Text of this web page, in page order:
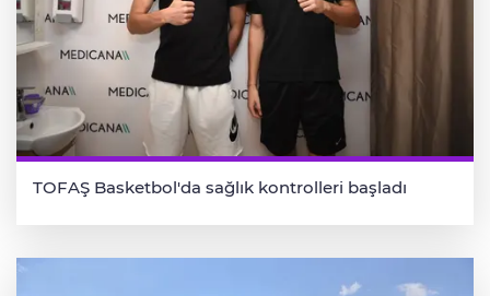
TOFAŞ Basketbol'da sağlık kontrolleri başladı